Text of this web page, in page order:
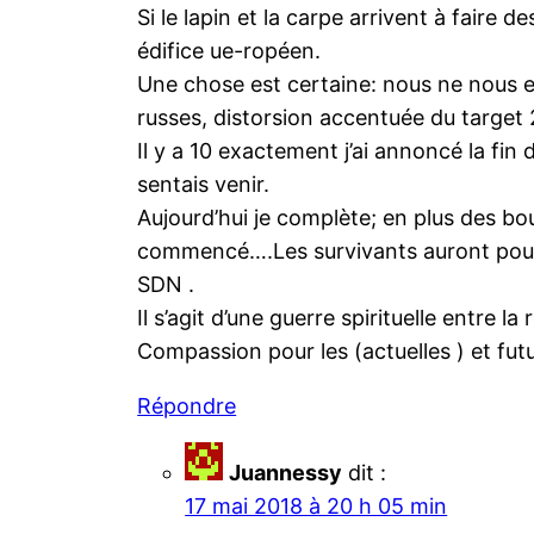
Si le lapin et la carpe arrivent à faire
édifice ue-ropéen.
Une chose est certaine: nous ne nous
russes, distorsion accentuée du
Il y a 10 exactement j’ai annoncé la fin
sentais venir.
Aujourd’hui je complète; en plus des
commencé….Les survivants auront
SDN .
Il s’agit d’une guerre spirituelle entre
Compassion pour les (actuelles ) et
Répondre
Juannessy dit :
17 mai 2018 à 20 h 05 min